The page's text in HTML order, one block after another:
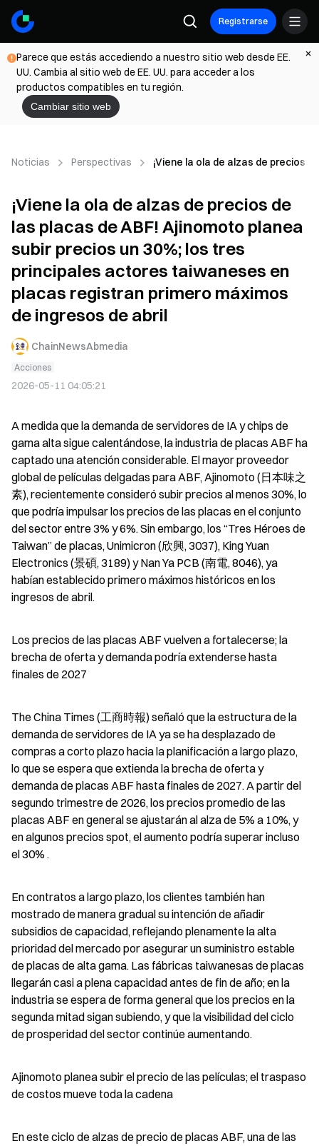
Registrarse
Parece que estás accediendo a nuestro sitio web desde EE.
UU. Cambia al sitio web de EE. UU. para acceder a los
productos compatibles en tu región.
Cambiar sitio web
Noticias Perspectivas ¡Viene la ola de alzas de precios
¡Viene la ola de alzas de precios de
las placas de ABF! Ajinomoto planea
subir precios un 30%; los tres
principales actores taiwaneses en
placas registran primero máximos
de ingresos de abril
ChainNewsAbmedia
Acciones
2026-05-11 04:05:21
A medida que la demanda de servidores de IA y chips de
gama alta sigue calentándose, la industria de placas ABF ha
captado una atención considerable. El mayor proveedor
global de películas delgadas para ABF, Ajinomoto (日本味之
素), recientemente consideró subir precios al menos 30%, lo
que podría impulsar los precios de las placas en el conjunto
del sector entre 3% y 6%. Sin embargo, los “Tres Héroes de
Taiwan” de placas, Unimicron (欣興, 3037), King Yuan
Electronics (景碩, 3189) y Nan Ya PCB (南電, 8046), ya
habían establecido primero máximos históricos en los
ingresos de abril.
Los precios de las placas ABF vuelven a fortalecerse; la
brecha de oferta y demanda podría extenderse hasta
finales de 2027
The China Times (工商時報) señaló que la estructura de la
demanda de servidores de IA ya se ha desplazado de
compras a corto plazo hacia la planificación a largo plazo,
lo que se espera que extienda la brecha de oferta y
demanda de placas ABF hasta finales de 2027. A partir del
segundo trimestre de 2026, los precios promedio de las
placas ABF en general se ajustarán al alza de 5% a 10%, y
en algunos precios spot, el aumento podría superar incluso
el 30% .
En contratos a largo plazo, los clientes también han
mostrado de manera gradual su intención de añadir
subsidios de capacidad, reflejando plenamente la alta
prioridad del mercado por asegurar un suministro estable
de placas de alta gama. Las fábricas taiwanesas de placas
llegarán casi a plena capacidad antes de fin de año; en la
industria se espera de forma general que los precios en la
segunda mitad sigan subiendo, y que la visibilidad del ciclo
de prosperidad del sector continúe aumentando.
Ajinomoto planea subir el precio de las películas; el traspaso
de costos mueve toda la cadena
En este ciclo de alzas de precio de placas ABF, una de las